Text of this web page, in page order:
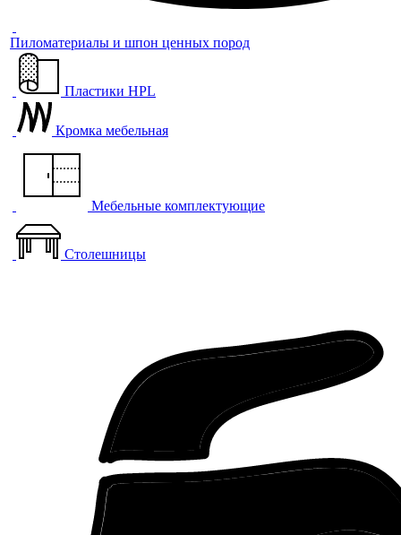
Пиломатериалы и шпон ценных пород
Пластики HPL
Кромка мебельная
Мебельные комплектующие
Столешницы